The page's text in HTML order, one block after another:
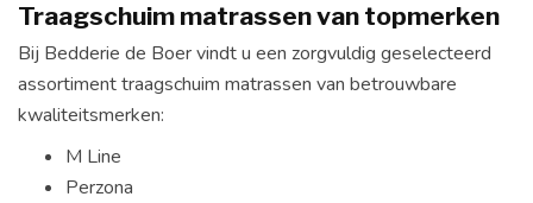
Traagschuim matrassen van topmerken
Bij Bedderie de Boer vindt u een zorgvuldig geselecteerd
assortiment traagschuim matrassen van betrouwbare
kwaliteitsmerken:
M Line
Perzona